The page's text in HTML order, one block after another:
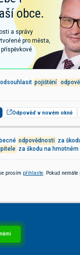
obce.
a správy
pro města,
pojištění
Odpověď v novém okně
odpovědnosti za
za škodu na
prosím přihlaste. Pokud